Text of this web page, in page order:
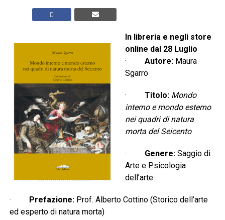
In libreria e negli store
online dal 28 Luglio
· Autore:Maura
Sgarro
· Titolo: Mondo
interno e mondo esterno
nei quadri di natura
morta del Seicento
· Genere:Saggio di
Arte e Psicologia
dell’arte
· Prefazione:Prof. Alberto Cottino (Storico dell’arte
ed esperto di natura morta)